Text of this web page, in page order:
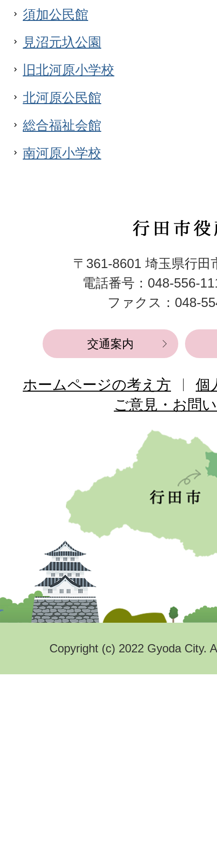
須加公民館
見沼元圦公園
旧北河原小学校
北河原公民館
総合福祉会館
南河原小学校
行
市
役
所
〒361-8601 埼玉県行田
電話番号：048-556-
ファクス：048-
交通案内
ホームページの考え方
個
ご意見・お問
Copyright (c) 2022 Gyoda City.